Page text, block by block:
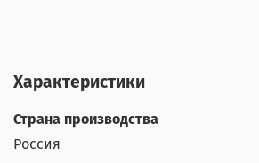
Характеристики
Страна производства
Россия